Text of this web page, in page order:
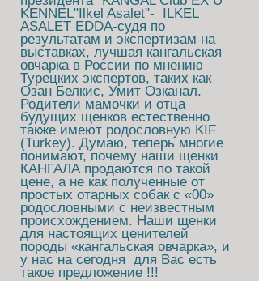
KENNEL"Ilkel Asalet"- ILKEL
ASALET EDDA-судя по
результатам и экспертизам на
выставках, лучшая кангальская
овчарка в России по мнению
Турецких экспертов, таких как
Озан Белкис, Умит Озканал.
Родители мамочки и отца
будущих щенков естественно
также имеют родословную KIF
(Turkey). Думаю, теперь многие
понимают, почему наши щенки
КАНГАЛА продаются по такой
цене, а не как полученные от
простых отарных собак с «00»
родословными с неизвестным
происхождением. Наши щенки
для настоящих ценителей
породы «кангальская овчарка», и
у нас на сегодня для Вас есть
такое предложение !!!